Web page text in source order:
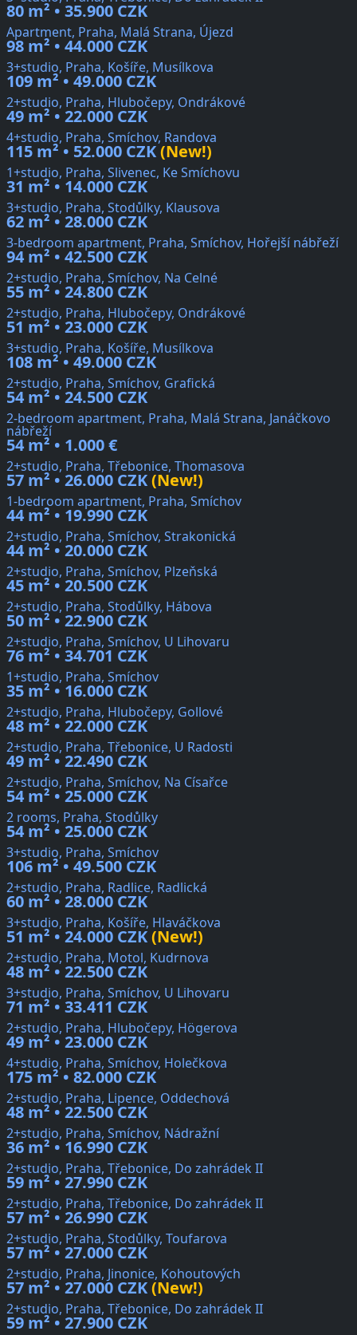
80 m² • 35.900 CZK
Apartment, Praha, Malá Strana, Újezd
98 m² • 44.000 CZK
3+studio, Praha, Košíře, Musílkova
109 m² • 49.000 CZK
2+studio, Praha, Hlubočepy, Ondrákové
49 m² • 22.000 CZK
4+studio, Praha, Smíchov, Randova
115 m² • 52.000 CZK(New!)
1+studio, Praha, Slivenec, Ke Smíchovu
31 m² • 14.000 CZK
3+studio, Praha, Stodůlky, Klausova
62 m² • 28.000 CZK
3-bedroom apartment, Praha, Smíchov, Hořejší nábřeží
94 m² • 42.500 CZK
2+studio, Praha, Smíchov, Na Celné
55 m² • 24.800 CZK
2+studio, Praha, Hlubočepy, Ondrákové
51 m² • 23.000 CZK
3+studio, Praha, Košíře, Musílkova
108 m² • 49.000 CZK
2+studio, Praha, Smíchov, Grafická
54 m² • 24.500 CZK
2-bedroom apartment, Praha, Malá Strana, Janáčkovo
nábřeží
54 m² • 1.000 €
2+studio, Praha, Třebonice, Thomasova
57 m² • 26.000 CZK(New!)
1-bedroom apartment, Praha, Smíchov
44 m² • 19.990 CZK
2+studio, Praha, Smíchov, Strakonická
44 m² • 20.000 CZK
2+studio, Praha, Smíchov, Plzeňská
45 m² • 20.500 CZK
2+studio, Praha, Stodůlky, Hábova
50 m² • 22.900 CZK
2+studio, Praha, Smíchov, U Lihovaru
76 m² • 34.701 CZK
1+studio, Praha, Smíchov
35 m² • 16.000 CZK
2+studio, Praha, Hlubočepy, Gollové
48 m² • 22.000 CZK
2+studio, Praha, Třebonice, U Radosti
49 m² • 22.490 CZK
2+studio, Praha, Smíchov, Na Císařce
54 m² • 25.000 CZK
2 rooms, Praha, Stodůlky
54 m² • 25.000 CZK
3+studio, Praha, Smíchov
106 m² • 49.500 CZK
2+studio, Praha, Radlice, Radlická
60 m² • 28.000 CZK
3+studio, Praha, Košíře, Hlaváčkova
51 m² • 24.000 CZK(New!)
2+studio, Praha, Motol, Kudrnova
48 m² • 22.500 CZK
3+studio, Praha, Smíchov, U Lihovaru
71 m² • 33.411 CZK
2+studio, Praha, Hlubočepy, Högerova
49 m² • 23.000 CZK
4+studio, Praha, Smíchov, Holečkova
175 m² • 82.000 CZK
2+studio, Praha, Lipence, Oddechová
48 m² • 22.500 CZK
2+studio, Praha, Smíchov, Nádražní
36 m² • 16.990 CZK
2+studio, Praha, Třebonice, Do zahrádek II
59 m² • 27.990 CZK
2+studio, Praha, Třebonice, Do zahrádek II
57 m² • 26.990 CZK
2+studio, Praha, Stodůlky, Toufarova
57 m² • 27.000 CZK
2+studio, Praha, Jinonice, Kohoutových
57 m² • 27.000 CZK(New!)
2+studio, Praha, Třebonice, Do zahrádek II
59 m² • 27.900 CZK